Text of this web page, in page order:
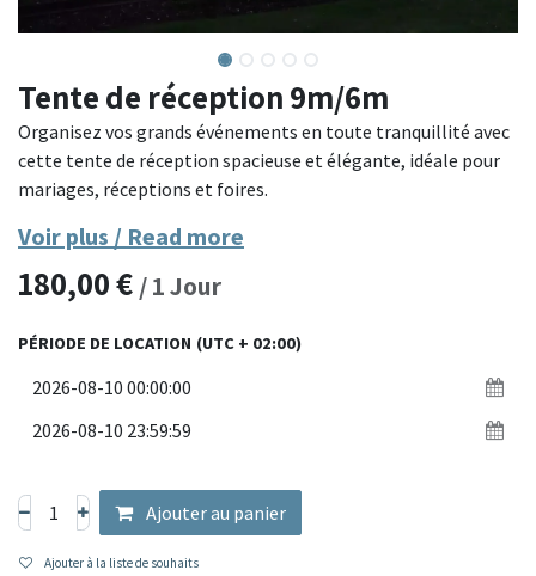
Tente de réception 9m/6m
Organisez vos grands événements en toute tranquillité avec
cette tente de réception spacieuse et élégante, idéale pour
mariages, réceptions et foires.
Dotée d'une armature en acier galvanisé robuste et d'une
bâche PVC épaisse 100% imperméable, cette tente assure
une excellente protection contre les intempéries. Les
fenêtres translucides offrent une belle luminosité naturelle
par un système d'assemblage par vis et raccords renforcés.
Matériaux : armature en acier galvanisé, bâche PVC 500g/m²
Protection : bâche imperméable et anti-UV, fenêtres
translucides
Montage : structure vissée pour une solidité maximale
Voir plus / Read more
180,00€ /1Jour
PÉRIODE DE LOCATION (UTC + 02:00)
Ajouter au panier
Ajouter à la liste de souhaits